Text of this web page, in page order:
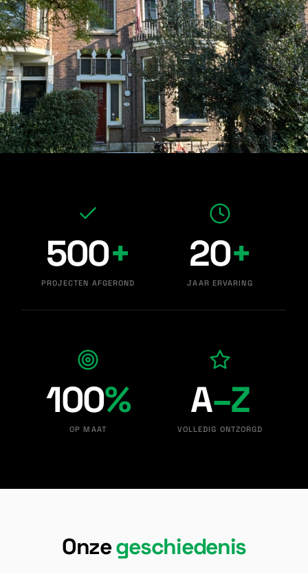
500+
PROJECTEN AFGEROND
20+
JAAR ERVARING
100%
OP MAAT
A–Z
VOLLEDIG ONTZORGD
Onzegeschiedenis